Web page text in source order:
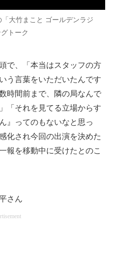
大竹まこと ゴールデンラジ
トーク
で、「本当はスタッフの方
う言葉をいただいたんです
時間前まで、隣の局なんで
「それを見てる立場からす
』ってのもないなと思っ
化され今回の出演を決めた
報を移動中に受けたとのこ
さん